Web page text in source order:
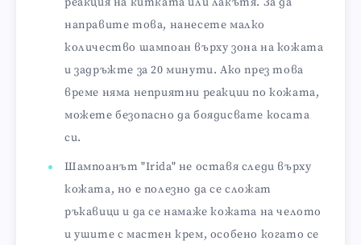
направите това, нанесете малко
количество шампоан върху зона на кожата
и задръжте за 20 минути. Ако през това
време няма неприятни реакции по кожата,
можете безопасно да боядисвате косата
си.
Шампоанът "Irida" не оставя следи върху
кожата, но е полезно да се сложат
ръкавици и да се намаже кожата на челото
и ушите с мастен крем, особено когато се